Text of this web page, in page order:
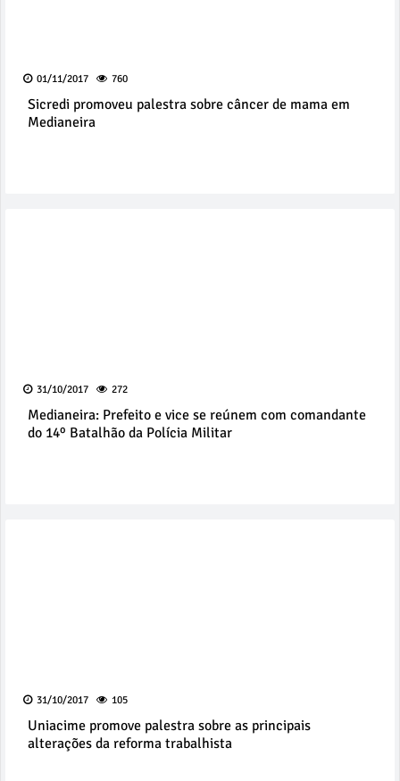
01/11/2017 760
Sicredi promoveu palestra sobre câncer de mama em
Medianeira
31/10/2017 272
Medianeira: Prefeito e vice se reúnem com comandante
do 14º Batalhão da Polícia Militar
31/10/2017 105
Uniacime promove palestra sobre as principais
alterações da reforma trabalhista